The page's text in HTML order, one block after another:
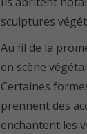
sculptures
Au fil de la
en scène
Certaines
prennent des
enchantent les